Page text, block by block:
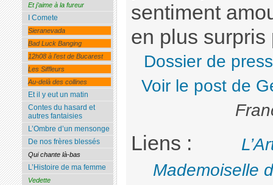
sentiment
en plus
Dossier de
Voir le post de
Liens :
Mademoiselle
Et j’aime à la fureur
I Comete
Sieranevada
Bad Luck Banging
12h08 à l’est de Bucarest
Les Siffleurs
Au-delà des collines
Et il y eut un matin
Contes du hasard et
autres fantaisies
L’Ombre d’un mensonge
De nos frères blessés
Qui chante là-bas
L’Histoire de ma femme
Vedette